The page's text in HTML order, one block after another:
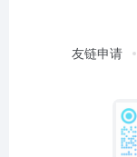
友链申请